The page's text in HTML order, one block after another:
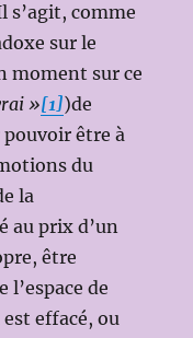
s’agit, comme
sur le
moment sur ce
»[1])de
être à
du
la
au prix d’un
être
de
effacé, ou